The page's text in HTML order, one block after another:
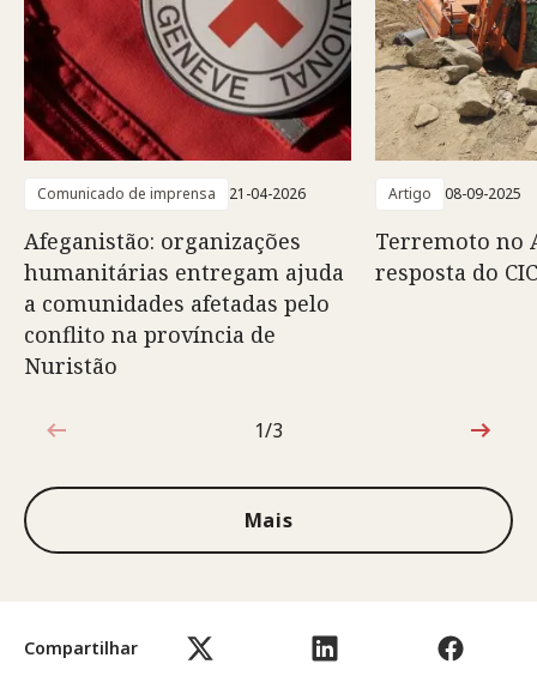
Compartilhar
Comunicado de imprensa 21-04-2026
Afeganistão: organizações
humanitárias entregam ajuda
a comunidades afetadas pelo
conflito na província de
Nuristão
Artigo 08-09-2025
Terremoto no
resposta do
1 de 3
1/3
Mais